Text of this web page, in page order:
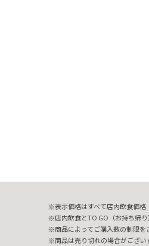
表示価格はすべて店内飲食価格
店内飲食とTO GO（お持ち帰
商品によってご購入数の制限を
商品は売り切れの場合がござい